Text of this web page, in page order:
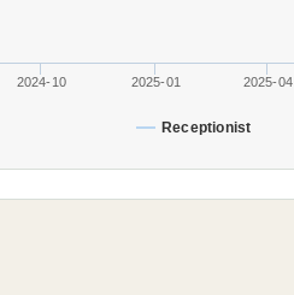
Receptionist
2024-10 2025-01 2025-04